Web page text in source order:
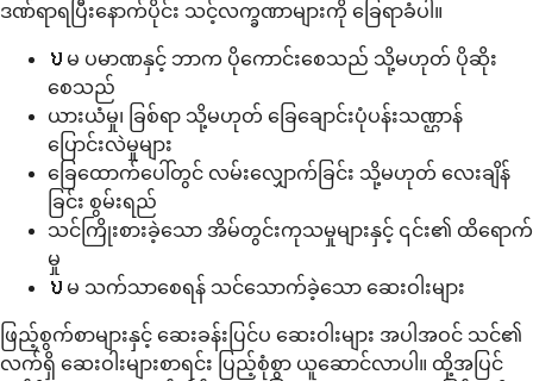
ဒဏ်ရာရပြီးနောက်ပိုင်း သင့်လက္ခဏာများကို ခြေရာခံပါ။
ህမ ပမာဏနှင့် ဘာက ပိုကောင်းစေသည် သို့မဟုတ် ပိုဆိုး
စေသည်
ယားယံမှု၊ ခြစ်ရာ သို့မဟုတ် ခြေချောင်းပုံပန်းသဏ္ဌာန်
ပြောင်းလဲမှုများ
ခြေထောက်ပေါ်တွင် လမ်းလျှောက်ခြင်း သို့မဟုတ် လေးချိန်
ခြင်း စွမ်းရည်
သင်ကြိုးစားခဲ့သော အိမ်တွင်းကုသမှုများနှင့် ၎င်း၏ ထိရောက်
မှု
ህမ သက်သာစေရန် သင်သောက်ခဲ့သော ဆေးဝါးများ
ဖြည့်စွက်စာများနှင့် ဆေးခန်းပြင်ပ ဆေးဝါးများ အပါအဝင် သင်၏
လက်ရှိ ဆေးဝါးများစာရင်း ပြည့်စုံစွာ ယူဆောင်လာပါ။ ထို့အပြင်